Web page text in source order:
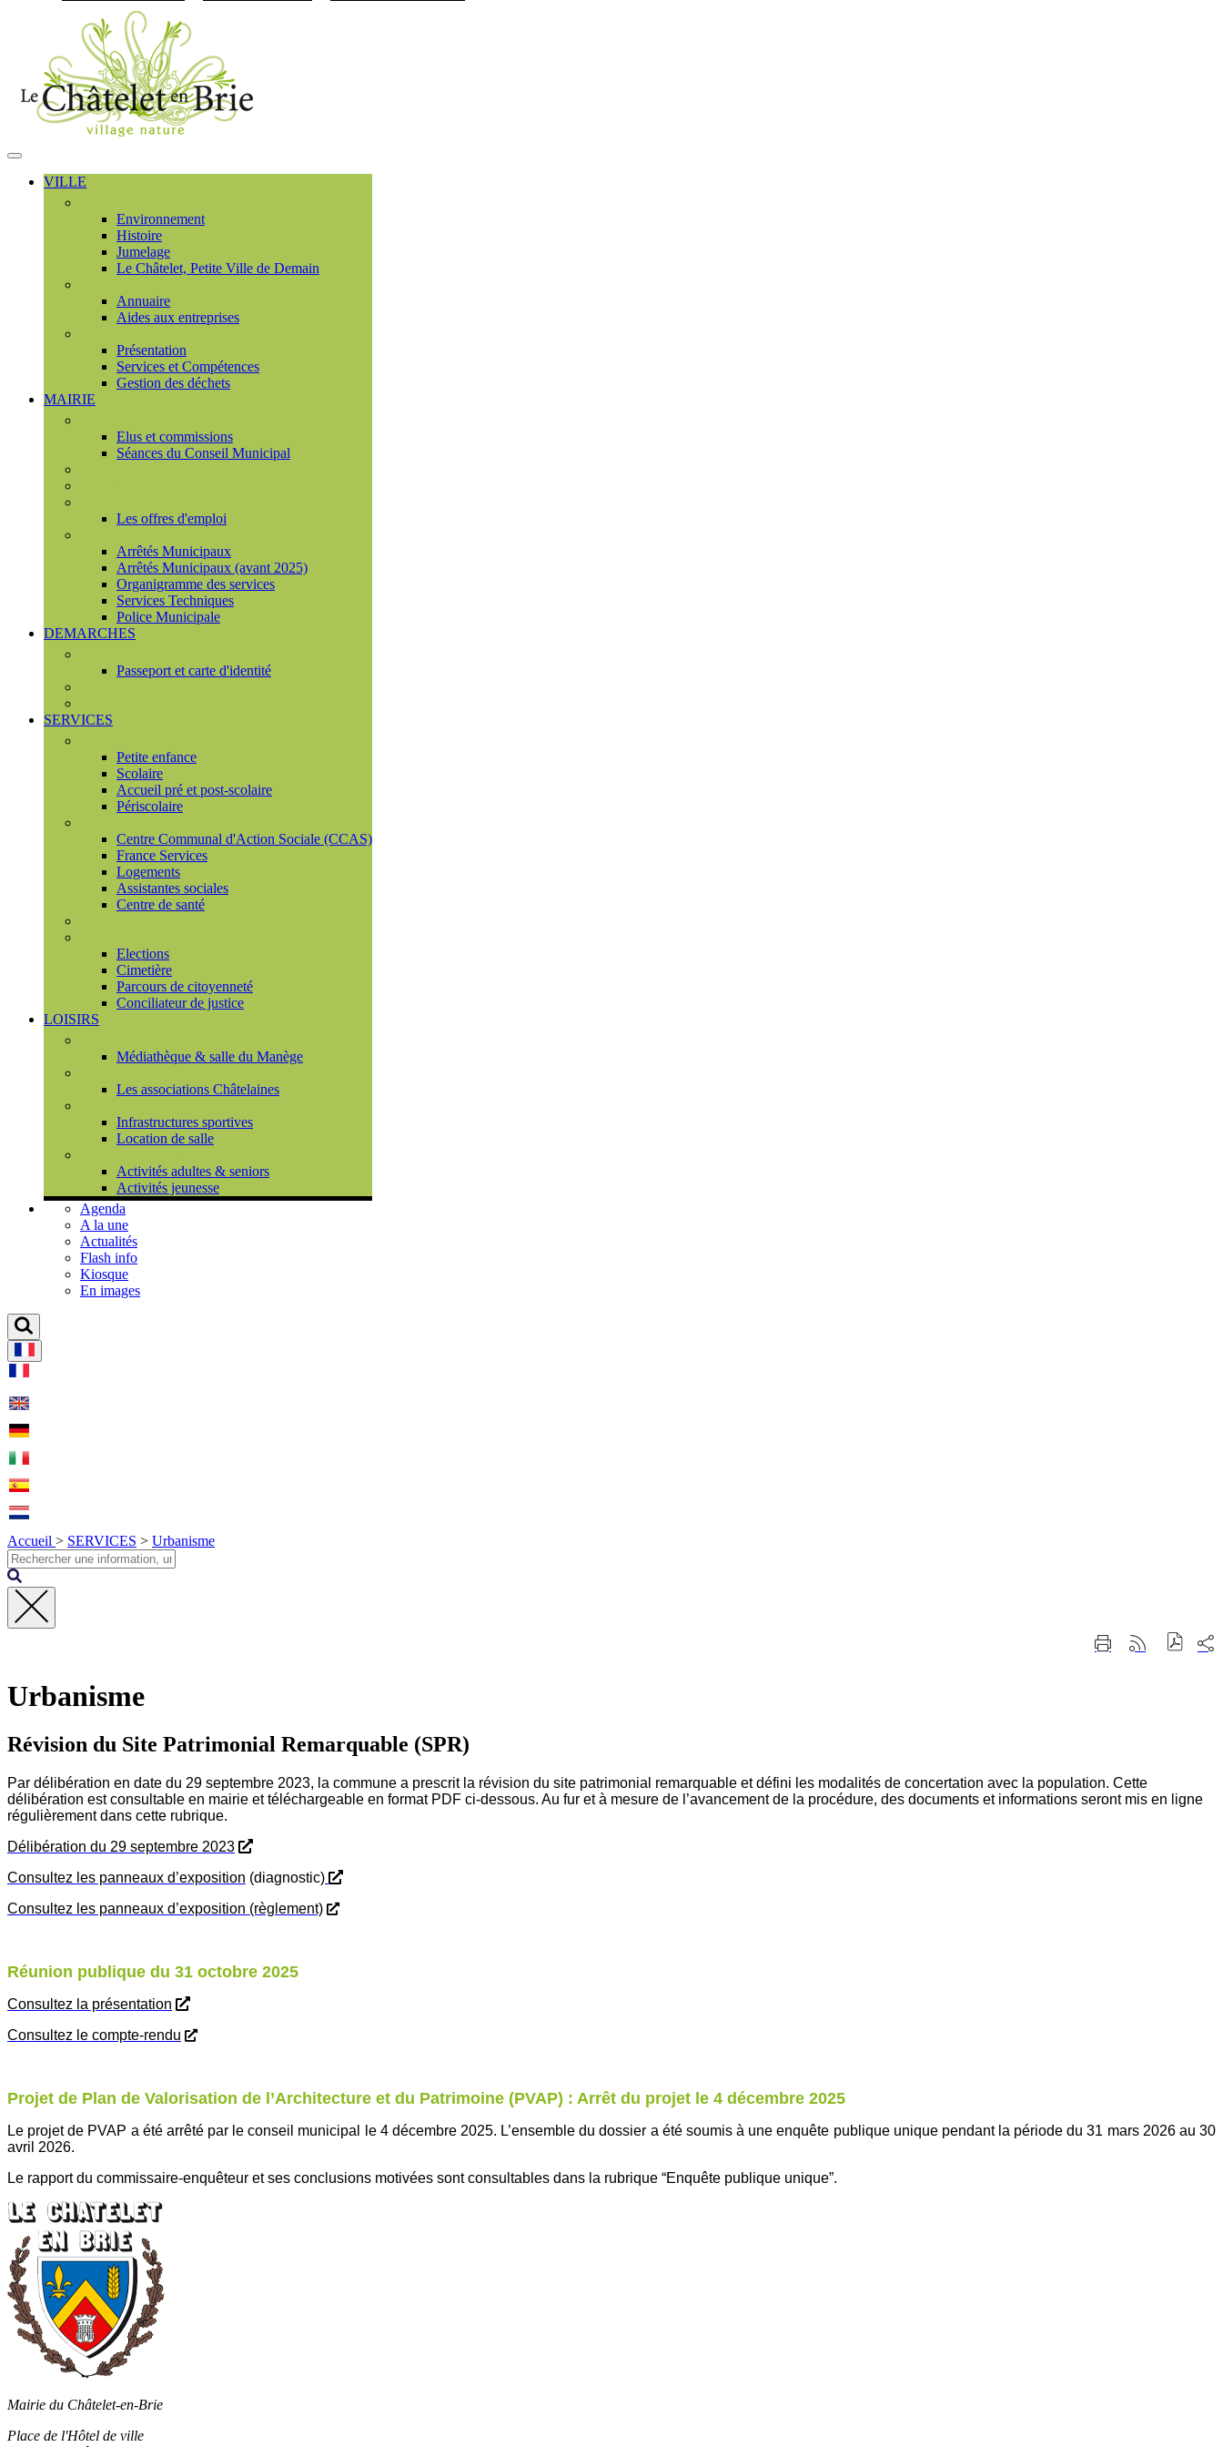
MENU
PRINCIPAL
VILLE
Environnement
Histoire
Jumelage
Le Châtelet, Petite Ville de Demain
Annuaire
Aides aux entreprises
Présentation
Services et Compétences
Gestion des déchets
MAIRIE
Elus et commissions
Séances du Conseil Municipal
Les offres d'emploi
Arrêtés Municipaux
Arrêtés Municipaux (avant 2025)
Organigramme des services
Services Techniques
Police Municipale
DEMARCHES
Passeport et carte d'identité
SERVICES
Petite enfance
Scolaire
Accueil pré et post-scolaire
Périscolaire
Centre Communal d'Action Sociale (CCAS)
France Services
Logements
Assistantes sociales
Centre de santé
Elections
Cimetière
Parcours de citoyenneté
Conciliateur de justice
LOISIRS
Médiathèque & salle du Manège
Les associations Châtelaines
Infrastructures sportives
Location de salle
Activités adultes & seniors
Activités jeunesse
Agenda
A la une
Actualités
Flash info
Kiosque
En images
Accueil > SERVICES > Urbanisme
Fermer
ImprimerGénérer
sur
Urbanisme
Révision du Site Patrimonial Remarquable (SPR)
Par délibération en date du 29 septembre 2023, la commune a prescrit la révision du site patrimonial remarquable et défini les modalités de concertation avec la population. Cette
délibération est consultable en mairie et téléchargeable en format PDF ci-dessous. Au fur et à mesure de l’avancement de la procédure, des documents et informations seront mis en ligne
régulièrement dans cette rubrique.
Délibération du 29 septembre 2023
Consultez les panneaux d’exposition (diagnostic)
Consultez les panneaux d’exposition (règlement)
Réunion publique du 31 octobre 2025
Consultez la présentation
Consultez le compte-rendu
Projet de Plan de Valorisation de l’Architecture et du Patrimoine (PVAP) : Arrêt du projet le 4 décembre 2025
Le projet de PVAP a été arrêté par le conseil municipal le 4 décembre 2025. L’ensemble du dossier a été soumis à une enquête publique unique pendant la période du 31 mars 2026 au 30
avril 2026.
Le rapport du commissaire-enquêteur et ses conclusions motivées sont consultables dans la rubrique “Enquête publique unique”.
Mairie du Châtelet-en-Brie
Place de l'Hôtel de ville